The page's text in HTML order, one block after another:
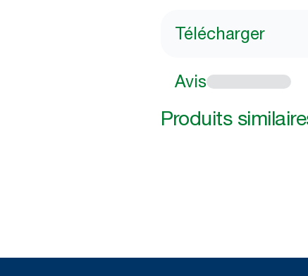
Télécharger
Avis
Produits